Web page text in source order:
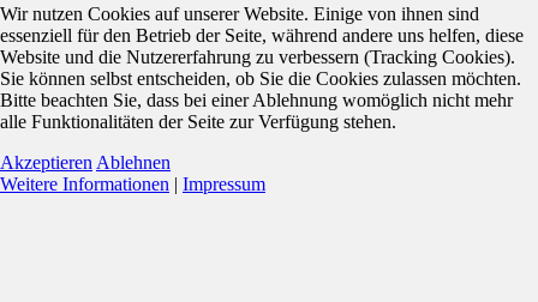
Wir nutzen Cookies auf unserer Website. Einige von ihnen sind
essenziell für den Betrieb der Seite, während andere uns helfen, diese
Website und die Nutzererfahrung zu verbessern (Tracking Cookies).
Sie können selbst entscheiden, ob Sie die Cookies zulassen möchten.
Bitte beachten Sie, dass bei einer Ablehnung womöglich nicht mehr
alle Funktionalitäten der Seite zur Verfügung stehen.
Akzeptieren Ablehnen
Weitere Informationen | Impressum